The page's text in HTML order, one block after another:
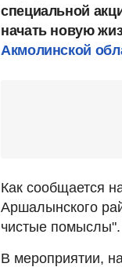
специальной
начать новую
Акмолинской
Как сообщается
Аршалынского
чистые помыслы".
В мероприятии,